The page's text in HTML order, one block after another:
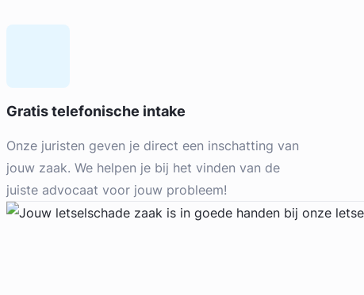
Butter Advocaat Mediator & Coach
Arbeidsrecht & Familierecht Advocaat
Meer dan 28 jaar ervaring
Provincie Noord-Holland
Gratis telefonische intake
Onze juristen geven je direct een inschatting van
jouw zaak. We helpen je bij het vinden van de
juiste advocaat voor jouw probleem!